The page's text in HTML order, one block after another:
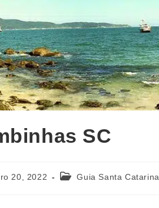
SC
20, 2022 Guia Santa Catarina